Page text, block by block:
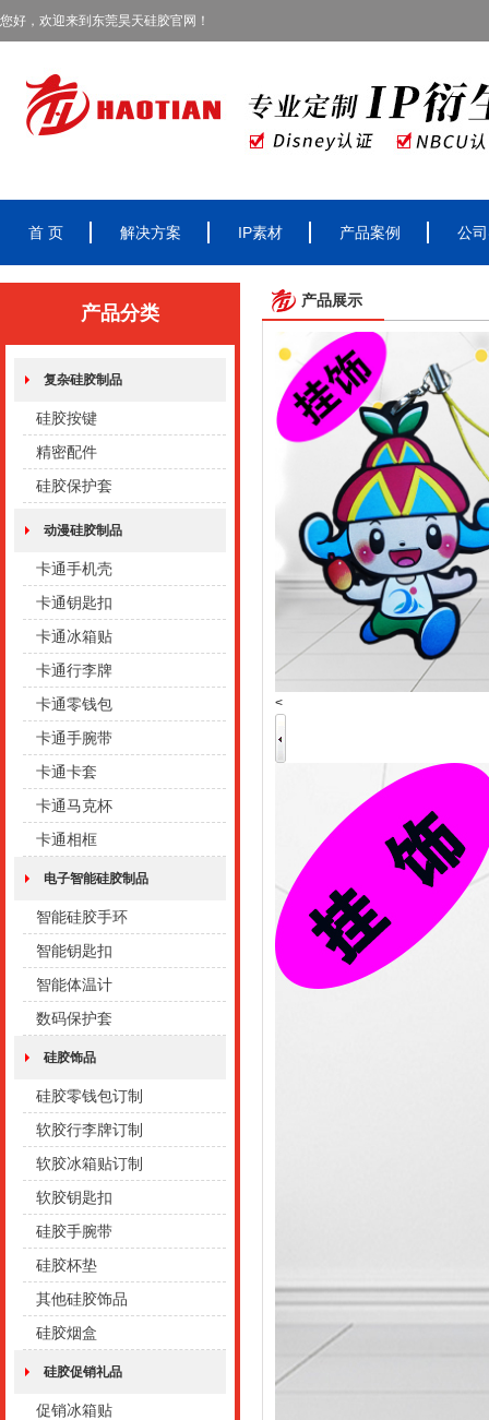
您好，欢迎来到东莞昊天硅胶官网！
首 页 解决方案 IP素材 产品案例 公
产品分类
复杂硅胶制品
硅胶按键
精密配件
硅胶保护套
动漫硅胶制品
卡通手机壳
卡通钥匙扣
卡通冰箱贴
卡通行李牌
卡通零钱包
卡通手腕带
卡通卡套
卡通马克杯
卡通相框
电子智能硅胶制品
智能硅胶手环
智能钥匙扣
智能体温计
数码保护套
硅胶饰品
硅胶零钱包订制
软胶行李牌订制
软胶冰箱贴订制
软胶钥匙扣
硅胶手腕带
硅胶杯垫
其他硅胶饰品
硅胶烟盒
硅胶促销礼品
促销冰箱贴
产品展示
<